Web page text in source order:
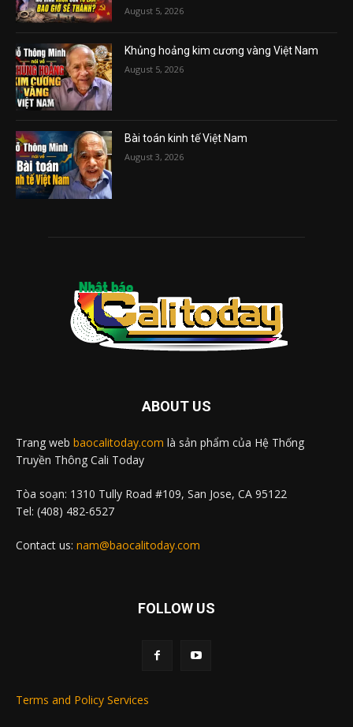
August 5, 2026
Khủng hoảng kim cương vàng Việt Nam
August 5, 2026
Bài toán kinh tế Việt Nam
August 3, 2026
ABOUT US
Trang web baocalitoday.com là sản phẩm của Hệ Thống
Truyền Thông Cali Today
Tòa soạn: 1310 Tully Road #109, San Jose, CA 95122
Tel: (408) 482-6527
Contact us: nam@baocalitoday.com
FOLLOW US
Terms and Policy Services